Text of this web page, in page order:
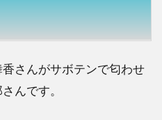
さんがサボテンで匂わせ
んです。